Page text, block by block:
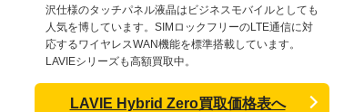
沢仕様のタッチパネル液晶はビジネスモバイルとしても
人気を博しています。SIMロックフリーのLTE通信に対
応するワイヤレスWAN機能を標準搭載しています。
LAVIEシリーズも高額買取中。
LAVIE Hybrid Zero買取価格表へ